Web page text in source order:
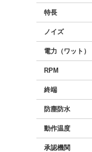
特長
ノイズ
電力（ワット）
RPM
終端
防塵防水
動作温度
承認機関